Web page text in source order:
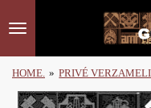
direct
hoofdinhoud
HOME. » PRIVÉ